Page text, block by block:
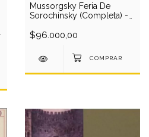
Mussorgsky Feria De
Sorochinsky (Completa) -
Voinarovsky-
$96.000,00